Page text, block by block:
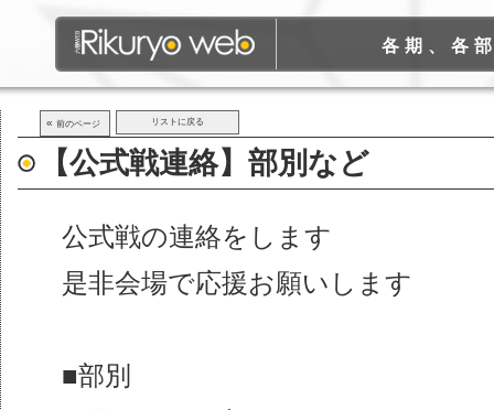
各期、各
« 前のページ リストに戻る
【公式戦連絡】部別など
公式戦の連絡をします
是非会場で応援お願いします
■部別